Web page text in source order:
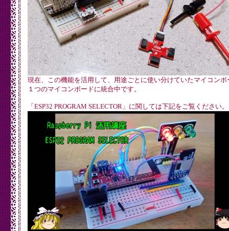
現在、この機能を活用して、用途ごとに使い分けていたマイコンボ
１つのマイコンボードに統合中です。
「ESP32 PROGRAM SELECTOR」に関しては下記をご覧ください。